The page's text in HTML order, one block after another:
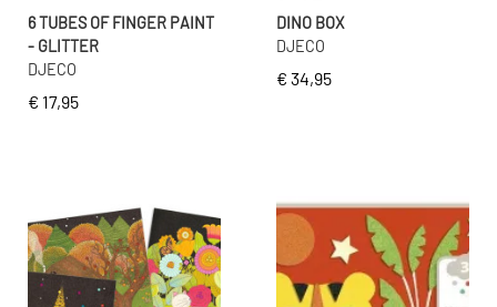
6 TUBES OF FINGER PAINT
- GLITTER
DJECO
€ 17,95
DINO BOX
DJECO
€ 34,95